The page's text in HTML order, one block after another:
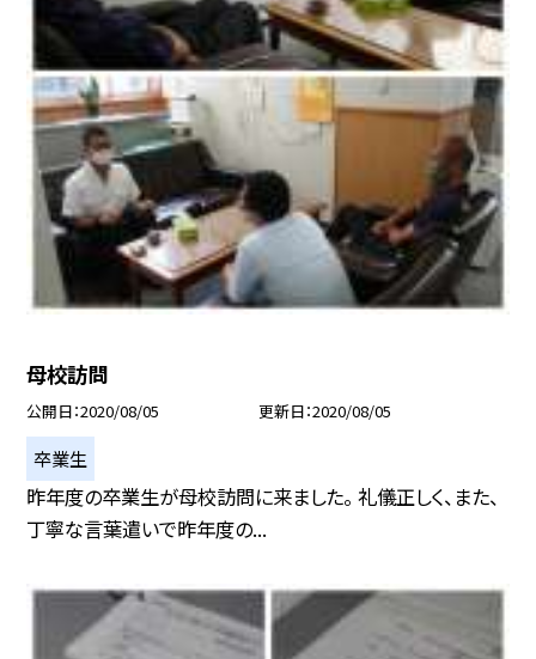
母校訪問
公開日 2020/08/05 更新日 2020/08/05
卒業生
昨年度の卒業生が母校訪問に来ました。 礼儀正しく、また、
丁寧な言葉遣いで昨年度の...